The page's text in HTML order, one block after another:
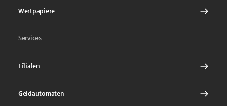
Wertpapiere
Services
Filialen
Geldautomaten